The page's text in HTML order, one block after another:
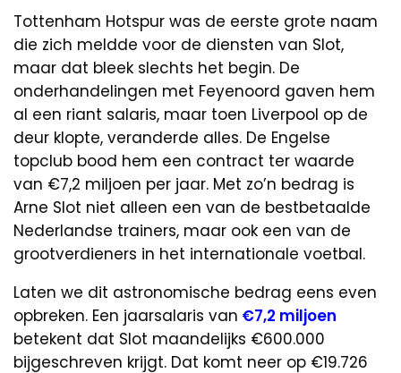
Tottenham Hotspur was de eerste grote naam
die zich meldde voor de diensten van Slot,
maar dat bleek slechts het begin. De
onderhandelingen met Feyenoord gaven hem
al een riant salaris, maar toen Liverpool op de
deur klopte, veranderde alles. De Engelse
topclub bood hem een contract ter waarde
van €7,2 miljoen per jaar. Met zo’n bedrag is
Arne Slot niet alleen een van de bestbetaalde
Nederlandse trainers, maar ook een van de
grootverdieners in het internationale voetbal.
Laten we dit astronomische bedrag eens even
opbreken. Een jaarsalaris van €7,2 miljoen
betekent dat Slot maandelijks €600.000
bijgeschreven krijgt. Dat komt neer op €19.726